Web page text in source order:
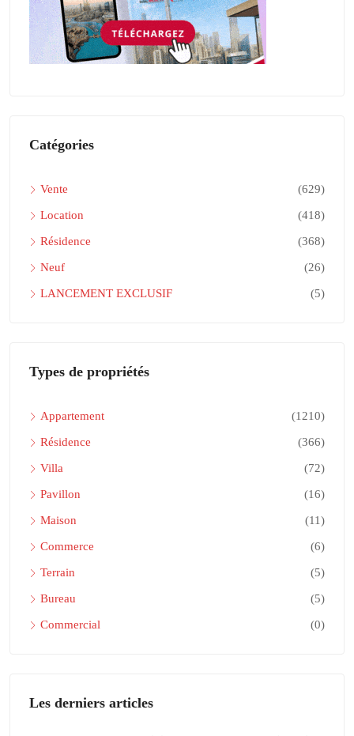
Catégories
Vente (629)
Location (418)
Résidence (368)
Neuf (26)
LANCEMENT EXCLUSIF (5)
Types de propriétés
Appartement (1210)
Résidence (366)
Villa (72)
Pavillon (16)
Maison (11)
Commerce (6)
Terrain (5)
Bureau (5)
Commercial (0)
Les derniers articles